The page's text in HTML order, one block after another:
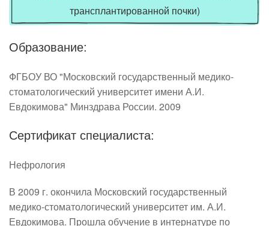
трансплантированной почки)
Образование:
ФГБОУ ВО "Московский государственный медико-
стоматологический университет имени А.И.
Евдокимова" Минздрава России. 2009
Сертификат специалиста:
Нефрология
В 2009 г. окончила Московский государственный
медико-стоматологический университет им. А.И.
Евдокимова. Прошла обучение в интернатуре по